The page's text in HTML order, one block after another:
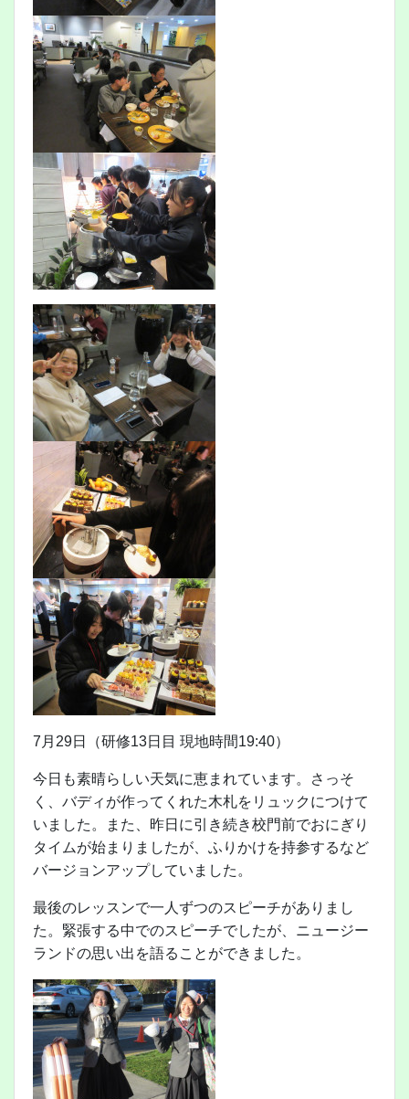
7月29日（研修13日目 現地時間19:40）
今日も素晴らしい天気に恵まれています。さっそ
く、バディが作ってくれた木札をリュックにつけて
いました。また、昨日に引き続き校門前でおにぎり
タイムが始まりましたが、ふりかけを持参するなど
バージョンアップしていました。
最後のレッスンで一人ずつのスピーチがありまし
た。緊張する中でのスピーチでしたが、ニュージー
ランドの思い出を語ることができました。